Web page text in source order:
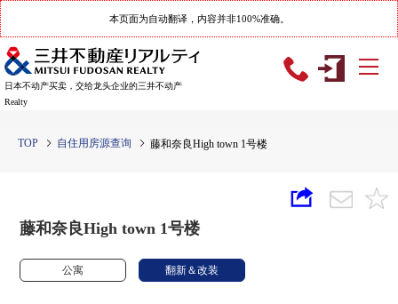
本页面为自动翻译，内容并非100%准确。
日本不动产买卖，交给龙头企业的三井不动产
Realty
TOP 自住用房源查询 藤和奈良High town 1号楼
藤和奈良High town 1号楼
公寓 翻新＆改装